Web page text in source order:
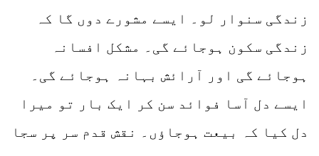
زندگی سنوار لو۔ ایسے مشورے دوں گا کہ
زندگی سکون ہوجائے گی۔ مشکل افسانہ
ہوجائے گی اور آرائش بہانہ ہوجائے گی۔
ایسے دل آسا فوائد سن کر ایک بار تو میرا
دل کیا کہ بیعت ہوجاؤں۔ نقش قدم سر پر سجا